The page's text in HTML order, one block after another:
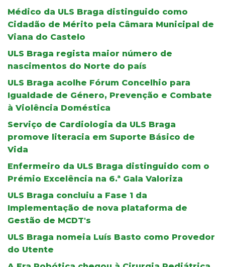
Médico da ULS Braga distinguido como
Cidadão de Mérito pela Câmara Municipal de
Viana do Castelo
ULS Braga regista maior número de
nascimentos do Norte do país
ULS Braga acolhe Fórum Concelhio para
Igualdade de Género, Prevenção e Combate
à Violência Doméstica
Serviço de Cardiologia da ULS Braga
promove literacia em Suporte Básico de
Vida
Enfermeiro da ULS Braga distinguido com o
Prémio Excelência na 6.ª Gala Valoriza
ULS Braga concluiu a Fase 1 da
Implementação de nova plataforma de
Gestão de MCDT's
ULS Braga nomeia Luís Basto como Provedor
do Utente